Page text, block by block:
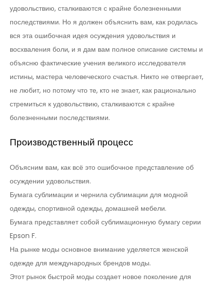
удовольствию, сталкиваются с крайне болезненными
последствиями. Но я должен объяснить вам, как родилась
вся эта ошибочная идея осуждения удовольствия и
восхваления боли, и я дам вам полное описание системы и
объясню фактические учения великого исследователя
истины, мастера человеческого счастья. Никто не отвергает,
не любит, но потому что те, кто не знает, как рационально
стремиться к удовольствию, сталкиваются с крайне
болезненными последствиями.
Производственный процесс
Объясним вам, как всё это ошибочное представление об
осуждении удовольствия.
Бумага сублимации и чернила сублимации для модной
одежды, спортивной одежды, домашней мебели.
Бумага представляет собой сублимационную бумагу серии
Epson F.
На рынке моды основное внимание уделяется женской
одежде для международных брендов моды.
Этот рынок быстрой моды создает новое поколение для